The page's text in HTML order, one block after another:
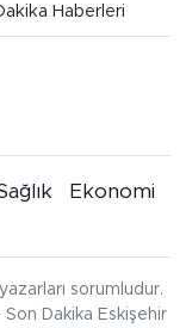
Haberleri
Ekonomi
sorumludur.
Dakika Eskişehir